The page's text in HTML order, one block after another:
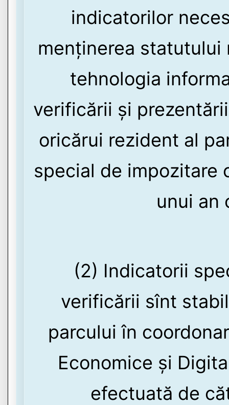
indicatorilor
menținerea
tehnologia
verificării și
oricărui rezident al
special de impozitare
unui an
(2) Indicatorii
verificării sînt
parcului în
Economice și
efectuată de